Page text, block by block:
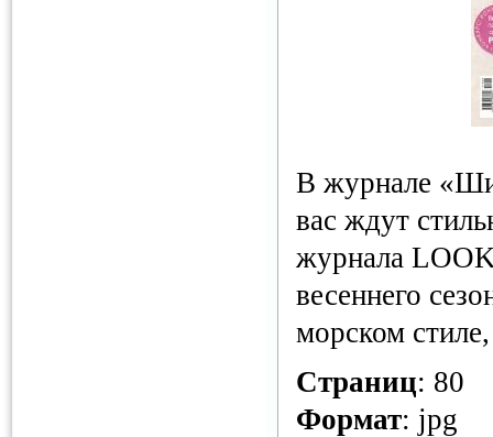
В журнале
вас ждут
журнала
весеннего
морском
Страниц: 80
Формат: jpg